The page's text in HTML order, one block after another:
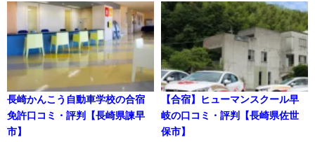
長崎かんこう自動車学校の合宿
免許口コミ・評判【長崎県諫早
市】
【合宿】ヒューマンスクール早
岐の口コミ・評判【長崎県佐世
保市】